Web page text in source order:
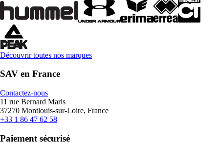
Découvrir toutes nos marques
SAV en France
Contactez-nous
11 rue Bernard Maris
37270 Montlouis-sur-Loire, France
+33 1 86 47 62 58
Paiement sécurisé